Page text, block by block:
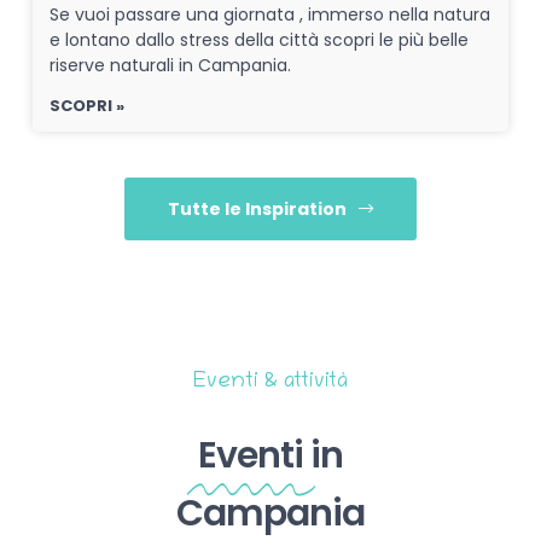
Se vuoi passare una giornata , immerso nella natura
e lontano dallo stress della città scopri le più belle
riserve naturali in Campania.
SCOPRI »
Tutte le Inspiration
Eventi & attività
Eventi in
Campania